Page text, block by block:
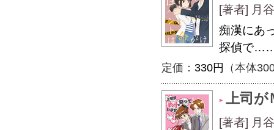
[著者] 月
痴漢にあ
探偵で
定価： 330円 （本体
上司が
[著者] 月